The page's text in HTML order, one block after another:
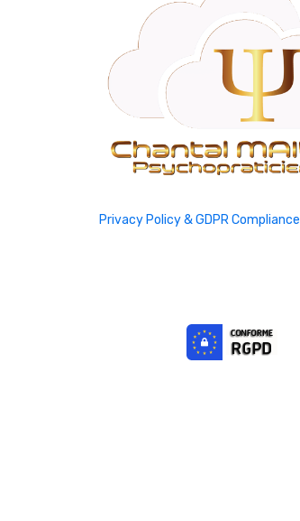
Privacy Policy & GDPR Compliance